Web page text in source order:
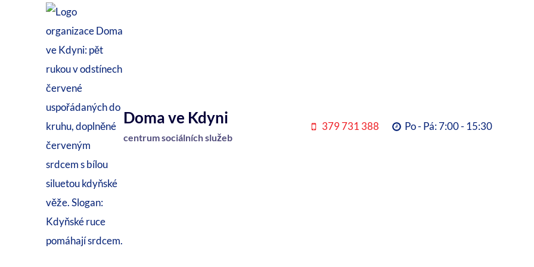
Doma ve Kdyni
centrum sociálních služeb
379 731 388 Po - Pá: 7:00 - 15:30